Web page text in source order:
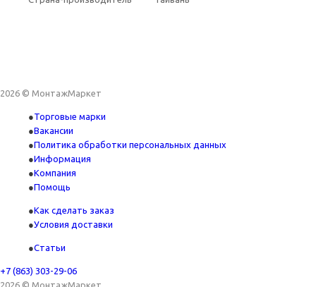
2026 © МонтажМаркет
Торговые марки
Вакансии
Политика обработки персональных данных
Информация
Компания
Помощь
Как сделать заказ
Условия доставки
Статьи
+7 (863) 303-29-06
2026 © МонтажМаркет